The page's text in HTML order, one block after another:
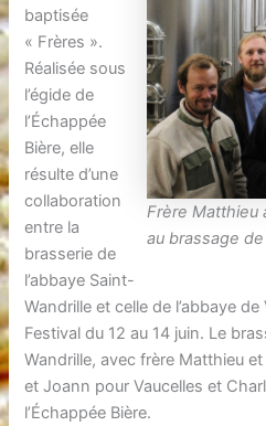
Frère Matthieu
au brassage
baptisée
« Frères ».
Réalisée sous
l’égide de
l’Échappée
Bière, elle
résulte d’une
collaboration
entre la
brasserie de
l’abbaye Saint-
Wandrille et celle de l’abbaye
Festival du 12 au 14 juin. Le
Wandrille, avec frère Matthieu
et Joann pour Vaucelles et
l’Échappée Bière.